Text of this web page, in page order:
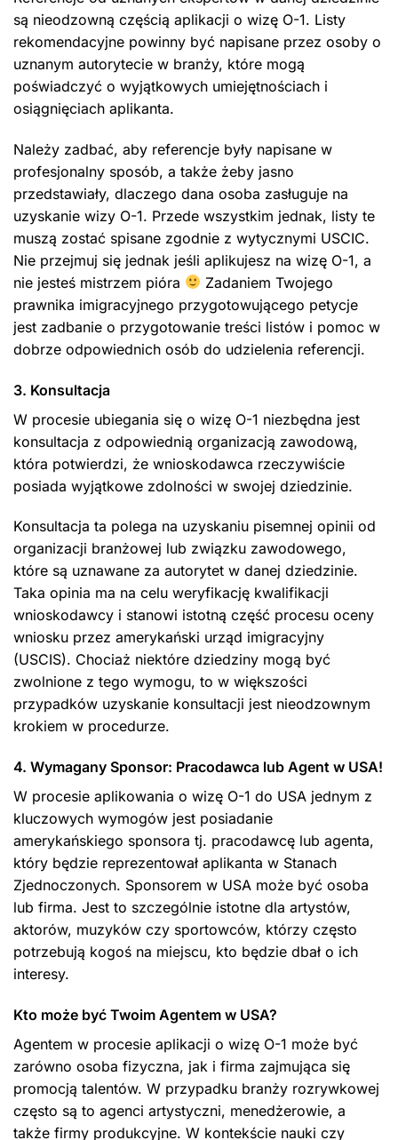
są nieodzowną częścią aplikacji o wizę O-1. Listy
rekomendacyjne powinny być napisane przez osoby o
uznanym autorytecie w branży, które mogą
poświadczyć o wyjątkowych umiejętnościach i
osiągnięciach aplikanta.
Należy zadbać, aby referencje były napisane w
profesjonalny sposób, a także żeby jasno
przedstawiały, dlaczego dana osoba zasługuje na
uzyskanie wizy O-1. Przede wszystkim jednak, listy te
muszą zostać spisane zgodnie z wytycznymi USCIC.
Nie przejmuj się jednak jeśli aplikujesz na wizę O-1, a
nie jesteś mistrzem pióra
Zadaniem Twojego
prawnika imigracyjnego przygotowującego petycje
jest zadbanie o przygotowanie treści listów i pomoc w
dobrze odpowiednich osób do udzielenia referencji.
3. Konsultacja
W procesie ubiegania się o wizę O-1 niezbędna jest
konsultacja z odpowiednią organizacją zawodową,
która potwierdzi, że wnioskodawca rzeczywiście
posiada wyjątkowe zdolności w swojej dziedzinie.
Konsultacja ta polega na uzyskaniu pisemnej opinii od
organizacji branżowej lub związku zawodowego,
które są uznawane za autorytet w danej dziedzinie.
Taka opinia ma na celu weryfikację kwalifikacji
wnioskodawcy i stanowi istotną część procesu oceny
wniosku przez amerykański urząd imigracyjny
(USCIS). Chociaż niektóre dziedziny mogą być
zwolnione z tego wymogu, to w większości
przypadków uzyskanie konsultacji jest nieodzownym
krokiem w procedurze.
4. Wymagany Sponsor: Pracodawca lub Agent w USA!
W procesie aplikowania o wizę O-1 do USA jednym z
kluczowych wymogów jest posiadanie
amerykańskiego sponsora tj. pracodawcę lub agenta,
który będzie reprezentował aplikanta w Stanach
Zjednoczonych. Sponsorem w USA może być osoba
lub firma. Jest to szczególnie istotne dla artystów,
aktorów, muzyków czy sportowców, którzy często
potrzebują kogoś na miejscu, kto będzie dbał o ich
interesy.
Kto może być Twoim Agentem w USA?
Agentem w procesie aplikacji o wizę O-1 może być
zarówno osoba fizyczna, jak i firma zajmująca się
promocją talentów. W przypadku branży rozrywkowej
często są to agenci artystyczni, menedżerowie, a
także firmy produkcyjne. W kontekście nauki czy